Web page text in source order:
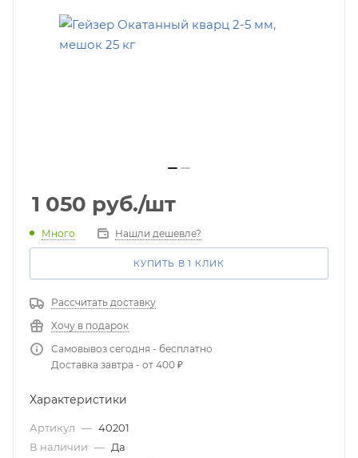
1 050 руб./шт
Много Нашли дешевле?
КУПИТЬ В 1 КЛИК
Рассчитать доставку
Хочу в подарок
Самовывоз сегодня - бесплатно
Доставка завтра - от 400 ₽
Характеристики
Артикул — 40201
В наличии — Да